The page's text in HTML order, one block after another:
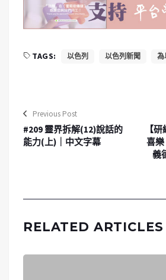
TAGS: 以色列 以色列新聞 為
Previous Post
#209 靈界拆解(12)說話的
能力(上)｜中文字幕
【
喜
義
RELATED ARTICLES